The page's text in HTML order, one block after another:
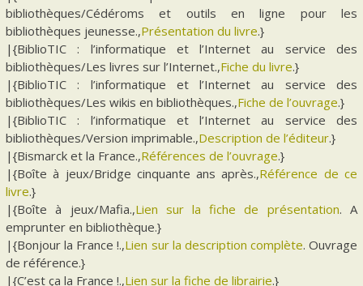
bibliothèques/Cédéroms et outils en ligne pour les
bibliothèques jeunesse.,Présentation du livre.}
|{BiblioTIC : l’informatique et l’Internet au service des
bibliothèques/Les livres sur l’Internet.,Fiche du livre.}
|{BiblioTIC : l’informatique et l’Internet au service des
bibliothèques/Les wikis en bibliothèques.,Fiche de l’ouvrage.}
|{BiblioTIC : l’informatique et l’Internet au service des
bibliothèques/Version imprimable.,Description de l’éditeur.}
|{Bismarck et la France.,Références de l’ouvrage.}
|{Boîte à jeux/Bridge cinquante ans après.,Référence de ce
livre.}
|{Boîte à jeux/Mafia.,Lien sur la fiche de présentation. A
emprunter en bibliothèque.}
|{Bonjour la France !.,Lien sur la description complète. Ouvrage
de référence.}
|{C’est ça la France !.,Lien sur la fiche de librairie.}